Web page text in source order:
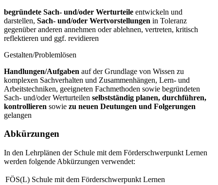
begründete Sach- und/oder Werturteile entwickeln und
darstellen, Sach- und/oder Wertvorstellungen in Toleranz
gegenüber anderen annehmen oder ablehnen, vertreten, kritisch
reflektieren und ggf. revidieren
Gestalten/Problemlösen
Handlungen/Aufgaben auf der Grundlage von Wissen zu
komplexen Sachverhalten und Zusammenhängen, Lern- und
Arbeitstechniken, geeigneten Fachmethoden sowie begründeten
Sach- und/oder Werturteilen selbstständig planen, durchführen,
kontrollieren sowie zu neuen Deutungen und Folgerungen
gelangen
Abkürzungen
In den Lehrplänen der Schule mit dem Förderschwerpunkt Lernen
werden folgende Abkürzungen verwendet:
FÖS(L) Schule mit dem Förderschwerpunkt Lernen